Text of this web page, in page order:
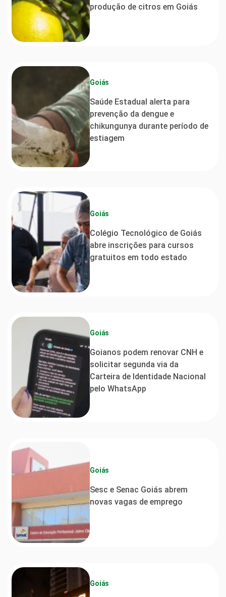
produção de citros em Goiás
Goiás
Saúde Estadual alerta para
prevenção da dengue e
chikungunya durante período de
estiagem
Goiás
Colégio Tecnológico de Goiás
abre inscrições para cursos
gratuitos em todo estado
Goiás
Goianos podem renovar CNH e
solicitar segunda via da
Carteira de Identidade Nacional
pelo WhatsApp
Goiás
Sesc e Senac Goiás abrem
novas vagas de emprego
Goiás